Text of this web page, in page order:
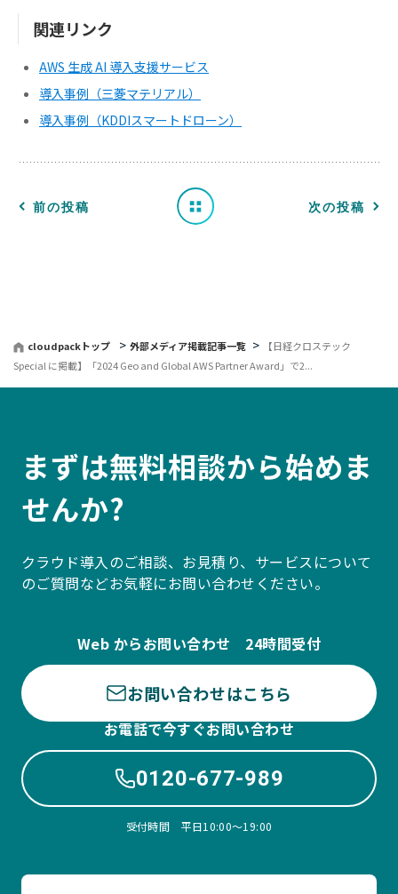
関連リンク
AWS 生成 AI 導入支援サービス
導入事例（三菱マテリアル）
導入事例（KDDIスマートドローン）
前の投稿
一
覧
へ 次の投稿
cloudpackトップ 外部メディア掲載記事一覧
【日経クロステック
Special に掲載】「2024 Geo and Global AWS Partner Award」で2...
まずは無料相談から始めま
せんか?
クラウド導入のご相談、お見積り、サービスについて
のご質問などお気軽にお問い合わせください。
Web からお問い合わせ 24時間受付
お問い合わせはこちら
お電話で今すぐお問い合わせ
0120-677-989
受付時間 平日10:00〜19:00